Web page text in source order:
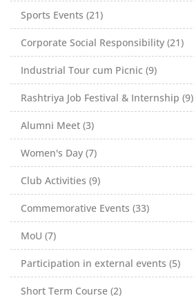
Sports Events (21)
Corporate Social Responsibility (21)
Industrial Tour cum Picnic (9)
Rashtriya Job Festival & Internship (9)
Alumni Meet (3)
Women's Day (7)
Club Activities (9)
Commemorative Events (33)
MoU (7)
Participation in external events (5)
Short Term Course (2)